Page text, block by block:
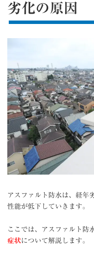
劣化の原因
アスファルト防水は、経年
性能が低下していきます。
ここでは、アスファルト防
症状について解説します。